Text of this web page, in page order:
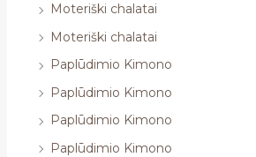
Moteriški chalatai
Moteriški chalatai
Paplūdimio Kimono
Paplūdimio Kimono
Paplūdimio Kimono
Paplūdimio Kimono